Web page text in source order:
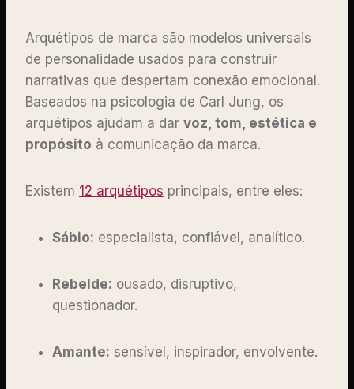
Arquétipos de marca são modelos universais
de personalidade usados para construir
narrativas que despertam conexão emocional.
Baseados na psicologia de Carl Jung, os
arquétipos ajudam a dar voz, tom, estética e
propósito à comunicação da marca.
Existem 12 arquétipos principais, entre eles:
Sábio: especialista, confiável, analítico.
Rebelde: ousado, disruptivo,
questionador.
Amante: sensível, inspirador, envolvente.